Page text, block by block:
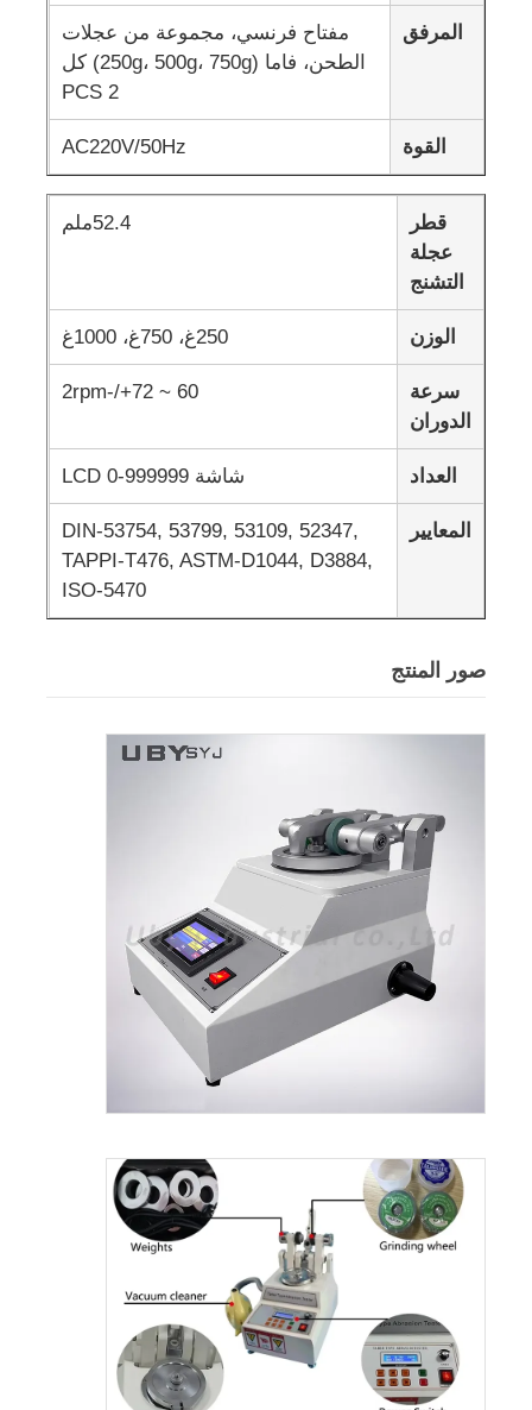
آلة اختبار الكشط
معدات اختبار المطاط
معدات اختبار الأحذية
معدات اختبار مواد البناء
معدات اختبار التعبئة
جهاز التحكم بدرجة الحرارة والرطوبة
اختبار القسوة
المرفق
مفتاح فرنسي، مجموعة من عجلات
الطحن، فاما (250g، 500g، 750g) كل
2 PCS
القوة AC220V/50Hz
قطر
عجلة
التشنج
52.4ملم
الوزن 250غ، 750غ، 1000غ
سرعة
الدوران
60 ~ 72+/-2rpm
العداد شاشة LCD 0-999999
المعايير
DIN-53754, 53799, 53109, 52347,
TAPPI-T476, ASTM-D1044, D3884,
ISO-5470
صور المنتج